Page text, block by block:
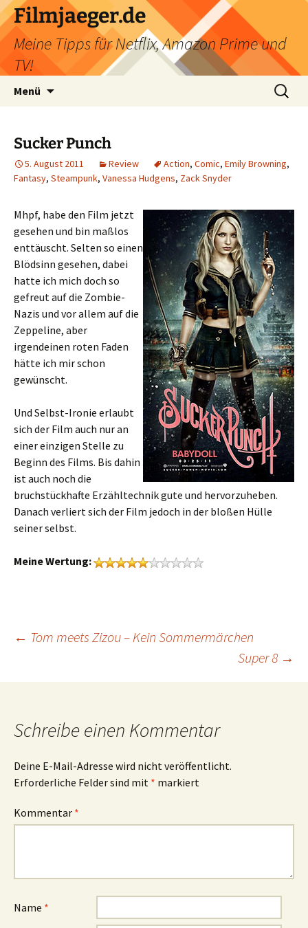
Filmjaeger.de
Meine Tipps für Netflix, Amazon Prime und
TV!
Menü
Suche
nach:
Sucker Punch
5. August 2011 Review Action, Comic, Emily Browning,
Fantasy, Steampunk, Vanessa Hudgens, Zack Snyder
Mhpf, habe den Film jetzt
gesehen und bin maßlos
enttäuscht. Selten so einen
Blödsinn gesehen, dabei
hatte ich mich doch so
gefreut auf die Zombie-
Nazis und vor allem auf die
Zeppeline, aber
irgendeinen roten Faden
hätte ich mir schon
gewünscht.
Und Selbst-Ironie erlaubt
sich der Film auch nur an
einer einzigen Stelle zu
Beginn des Films. Bis dahin
ist auch noch die
bruchstückhafte Erzähltechnik gute und hervorzuheben.
Danach verliert sich der Film jedoch in der bloßen Hülle
seiner selbst.
Meine Wertung:
Beitrags-
Navigation
← Tom meets Zizou – Kein Sommermärchen
Super 8 →
Schreibe einen Kommentar
Deine E-Mail-Adresse wird nicht veröffentlicht.
Erforderliche Felder sind mit * markiert
Kommentar *
Name *